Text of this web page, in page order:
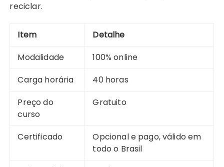
reciclar.
Item
Detalhe
Modalidade
100% online
Carga horária
40 horas
Preço do
curso
Gratuito
Certificado
Opcional e pago, válido em
todo o Brasil